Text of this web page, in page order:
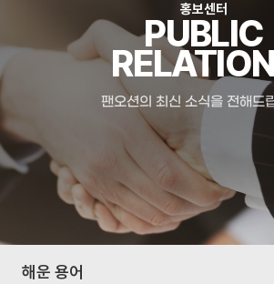
홍보센터
PUBLIC
팬오션의 최신 소식을 전해드
해운 용어